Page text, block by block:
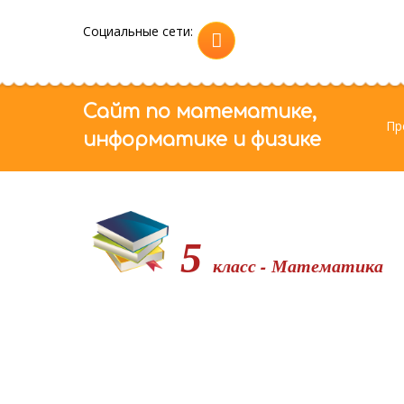
Социальные сети:
Сайт по математике,
информатике и физике
5 класс - Математика